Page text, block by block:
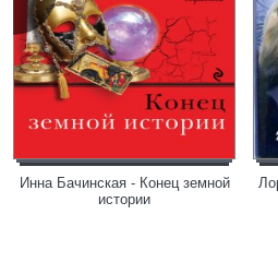
Инна Бачинская - Конец земной
истории